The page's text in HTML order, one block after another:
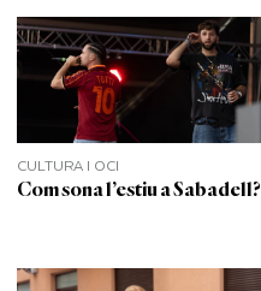
CULTURA I OCI
Com sona l’estiu a Sabadell?